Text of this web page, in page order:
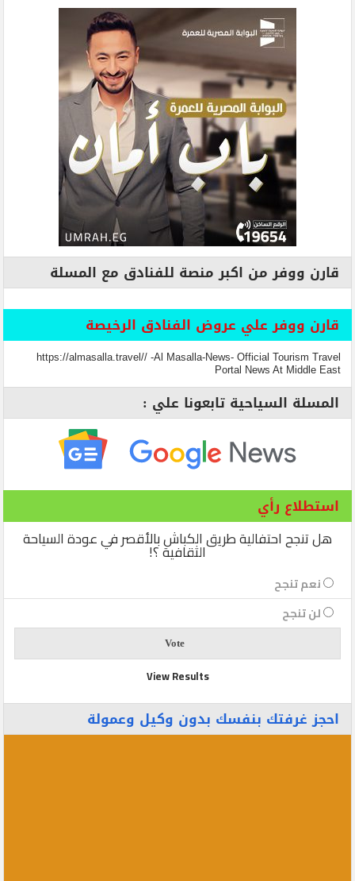
قارن ووفر من اكبر منصة للفنادق مع المسلة
قارن ووفر علي عروض الفنادق الرخيصة
https://almasalla.travel// -Al Masalla-News- Official Tourism Travel
Portal News At Middle East
المسلة السياحية تابعونا علي :
استطلاع رأي
هل تنجح احتفالية طريق الكباش بالأقصر في عودة السياحة
الثقافية ؟!
نعم تنجح
لن تنجح
View Results
احجز غرفتك بنفسك بدون وكيل وعمولة